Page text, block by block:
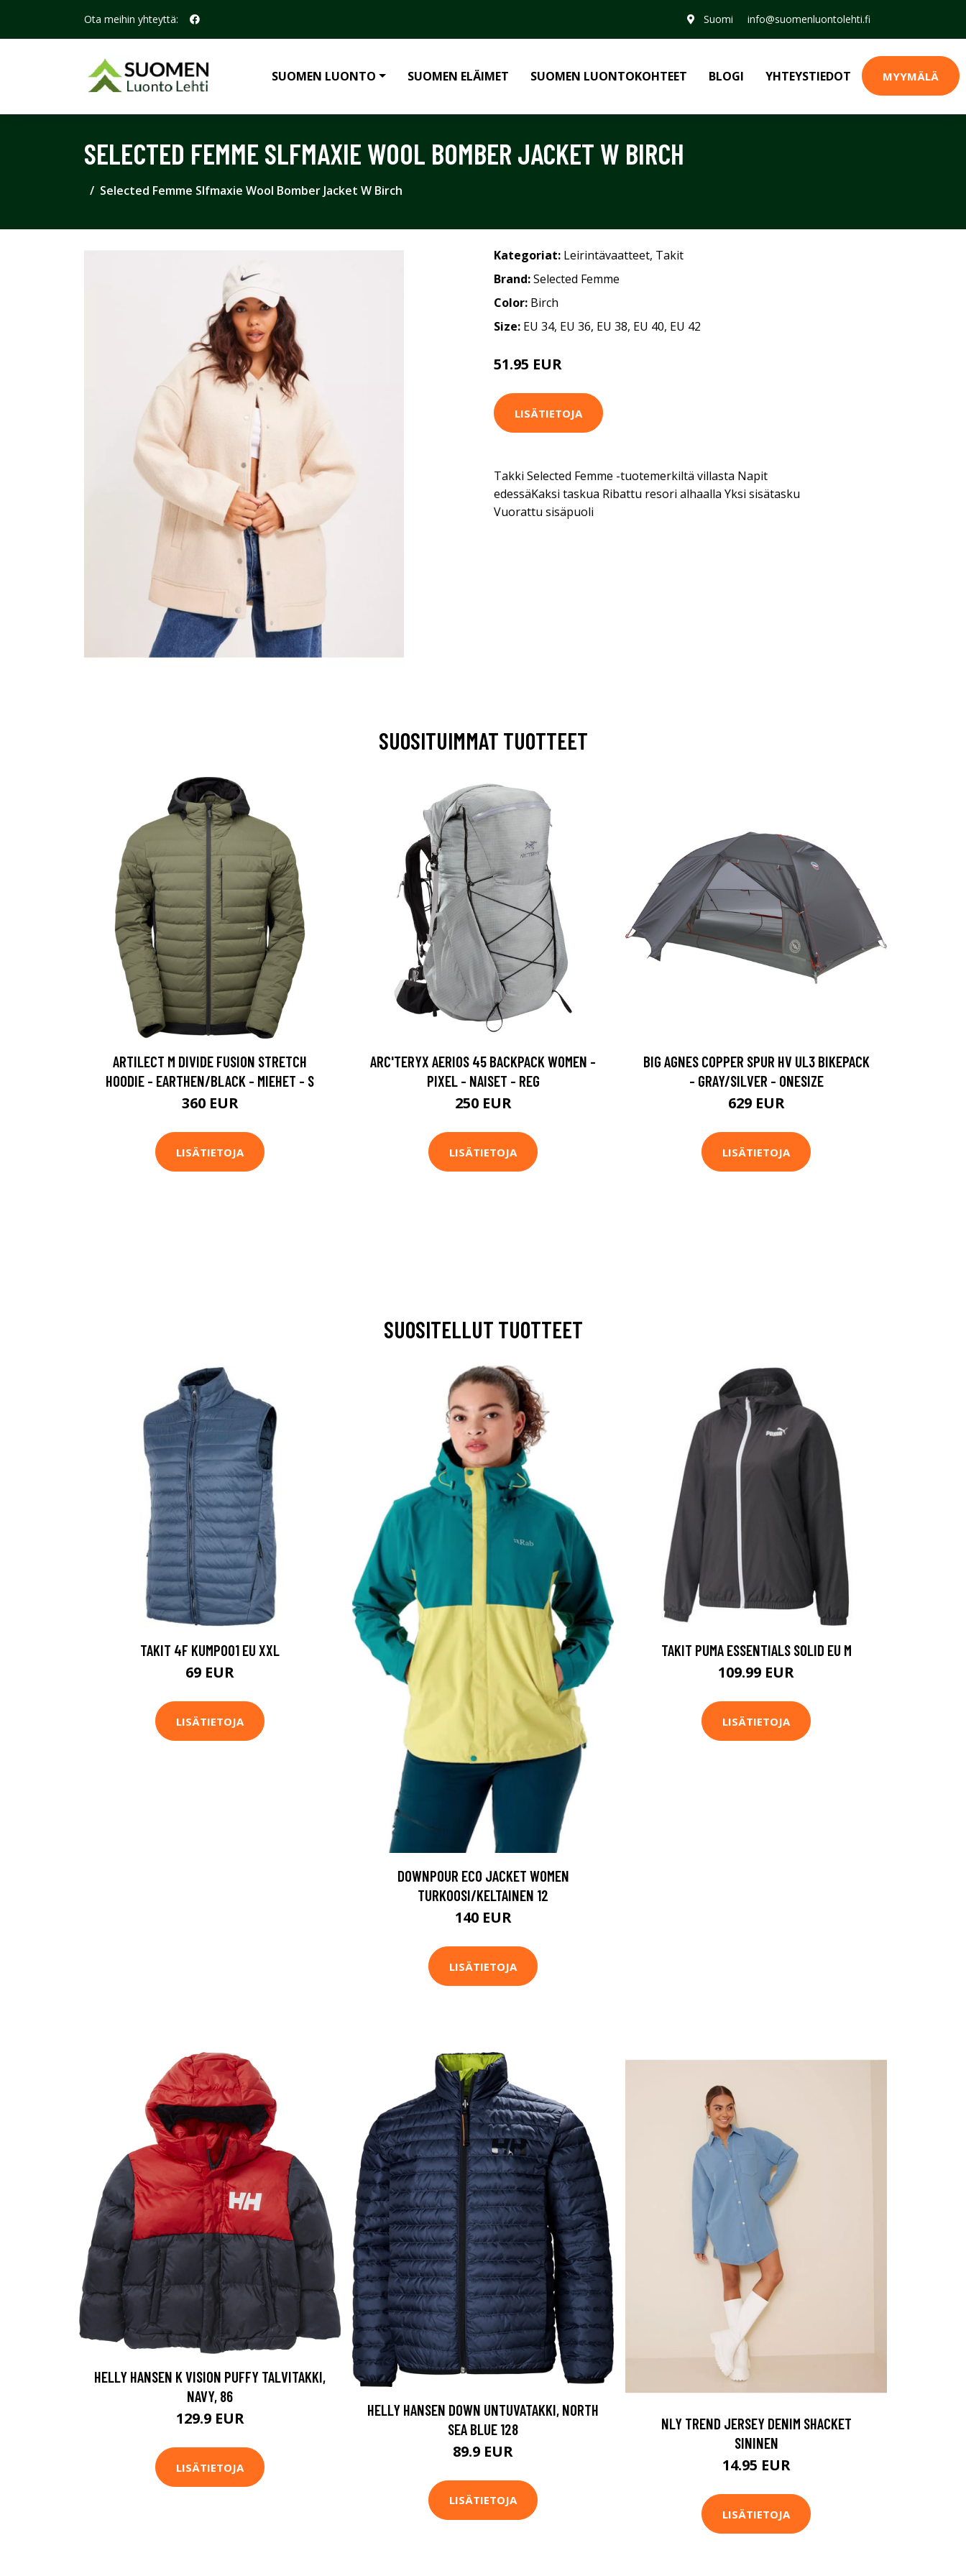
Ota meihin yhteyttä: Suomi info@suomenluontolehti.fi
SUOMEN LUONTO SUOMEN ELÄIMET SUOMEN LUONTOKOHTEET BLOGI YHTEYSTIEDOT MYYMÄLÄ
SELECTED FEMME SLFMAXIE WOOL BOMBER JACKET W BIRCH
Selected Femme Slfmaxie Wool Bomber Jacket W Birch
Kategoriat: Leirintävaatteet, Takit
Brand:Selected Femme
Color: Birch
Size: EU 34, EU 36, EU 38, EU 40, EU 42
51.95 EUR
LISÄTIETOJA
Takki Selected Femme -tuotemerkiltä villasta Napit
edessäKaksi taskua Ribattu resori alhaalla Yksi sisätasku
Vuorattu sisäpuoli
SUOSITUIMMAT TUOTTEET
ARTILECT M DIVIDE FUSION STRETCH
HOODIE - EARTHEN/BLACK - MIEHET - S
360 EUR
LISÄTIETOJA
ARC'TERYX AERIOS 45 BACKPACK WOMEN -
PIXEL - NAISET - REG
250 EUR
LISÄTIETOJA
BIG AGNES COPPER SPUR HV UL3 BIKEPACK
- GRAY/SILVER - ONESIZE
629 EUR
LISÄTIETOJA
SUOSITELLUT TUOTTEET
TAKIT 4F KUMP001 EU XXL
69 EUR
LISÄTIETOJA
DOWNPOUR ECO JACKET WOMEN
TURKOOSI/KELTAINEN 12
140 EUR
LISÄTIETOJA
TAKIT PUMA ESSENTIALS SOLID EU M
109.99 EUR
LISÄTIETOJA
HELLY HANSEN K VISION PUFFY TALVITAKKI,
NAVY, 86
129.9 EUR
LISÄTIETOJA
HELLY HANSEN DOWN UNTUVATAKKI, NORTH
SEA BLUE 128
89.9 EUR
LISÄTIETOJA
NLY TREND JERSEY DENIM SHACKET
SININEN
14.95 EUR
LISÄTIETOJA